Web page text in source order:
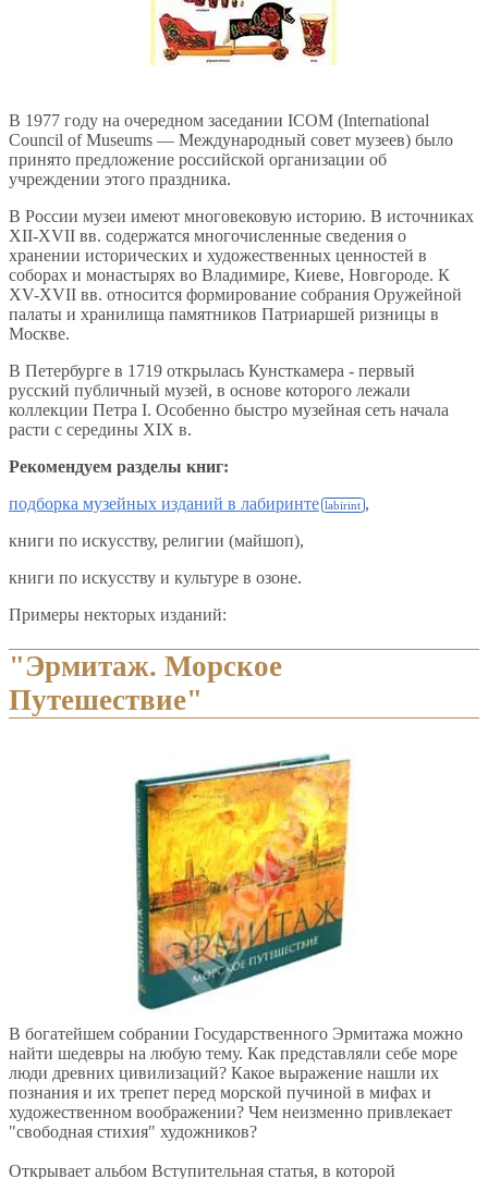
В 1977 году на очередном заседании ICOM (International
Council of Museums — Международный совет музеев) было
принято предложение российской организации об
учреждении этого праздника.
В России музеи имеют многовековую историю. В источниках
XII-XVII вв. содержатся многочисленные сведения о
хранении исторических и художественных ценностей в
соборах и монастырях во Владимире, Киеве, Новгороде. К
XV-XVII вв. относится формирование собрания Оружейной
палаты и хранилища памятников Патриаршей ризницы в
Москве.
В Петербурге в 1719 открылась Кунсткамера - первый
русский публичный музей, в основе которого лежали
коллекции Петра I. Особенно быстро музейная сеть начала
расти с середины XIX в.
Рекомендуем разделы книг:
подборка музейных изданий в лабиринте
,
книги по искусству, религии (майшоп),
книги по искусству и культуре в озоне.
Примеры некторых изданий:
"Эрмитаж. Морское
Путешествие"
В богатейшем собрании Государственного Эрмитажа можно
найти шедевры на любую тему. Как представляли себе море
люди древних цивилизаций? Какое выражение нашли их
познания и их трепет перед морской пучиной в мифах и
художественном воображении? Чем неизменно привлекает
"свободная стихия" художников?
Открывает альбом Вступительная статья, в которой